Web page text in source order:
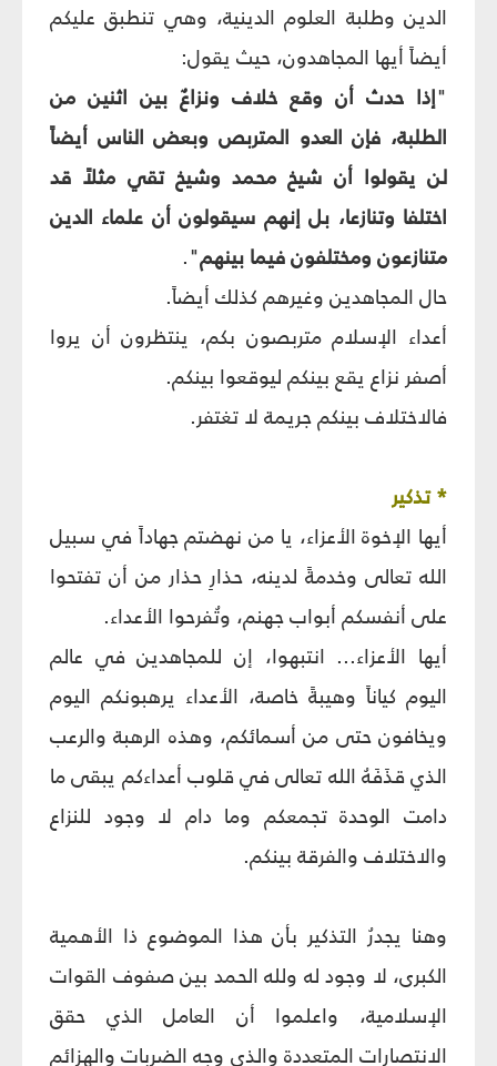
الدين وطلبة العلوم الدينية، وهي تنطبق عليكم
أيضاً أيها المجاهدون، حيث يقول:
"إذا حدث أن وقع خلاف ونزاعٌ بين اثنين من
الطلبة، فإن العدو المتربص وبعض الناس أيضاً
لن يقولوا أن شيخ محمد وشيخ تقي مثلاً قد
اختلفا وتنازعا، بل إنهم سيقولون أن علماء الدين
متنازعون ومختلفون فيما بينهم".
حال المجاهدين وغيرهم كذلك أيضاً.
أعداء الإسلام متربصون بكم، ينتظرون أن يروا
أصفر نزاع يقع بينكم ليوقعوا بينكم.
فالاختلاف بينكم جريمة لا تغتفر.
* تذكير
أيها الإخوة الأعزاء، يا من نهضتم جهاداً في سبيل
الله تعالى وخدمةً لدينه، حذارِ حذار من أن تفتحوا
على أنفسكم أبواب جهنم، وتُفرحوا الأعداء.
أيها الأعزاء... انتبهوا، إن للمجاهدين في عالم
اليوم كياناً وهيبةً خاصة، الأعداء يرهبونكم اليوم
ويخافون حتى من أسمائكم، وهذه الرهبة والرعب
الذي قذَفَهُ الله تعالى في قلوب أعداءكم يبقى ما
دامت الوحدة تجمعكم وما دام لا وجود للنزاع
والاختلاف والفرقة بينكم.
وهنا يجدرُ التذكير بأن هذا الموضوع ذا الأهمية
الكبرى، لا وجود له ولله الحمد بين صفوف القوات
الإسلامية، واعلموا أن العامل الذي حقق
الانتصارات المتعددة والذي وجه الضربات والهزائم